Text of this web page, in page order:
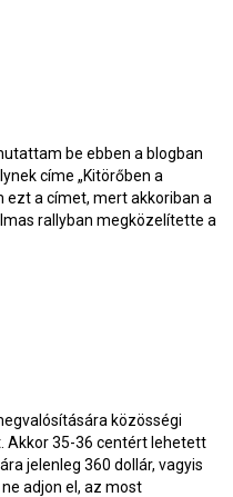
be ebben a blogban
címe „Kitörőben a
a címet, mert akkoriban a
rallyban megközelítette a
közösségi
35-36 centért lehetett
jelenleg 360 dollár, vagyis
adjon el, az most